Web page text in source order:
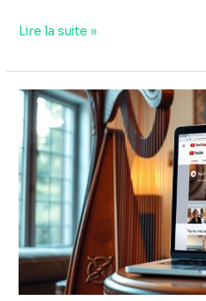
Lire la suite »
Top
5
des
vidéos
de
harpe
celtique
sur
YouTube